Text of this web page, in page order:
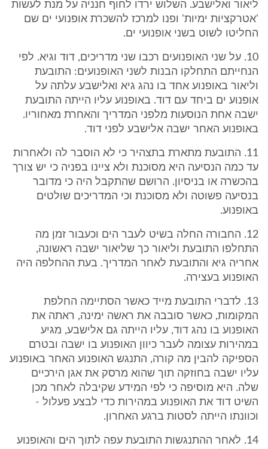
ליאור ואלישבע. השלוש ירדו לחוף חנניה על מנת לעשות
'אטרקציות ימיות' ופנו למרכז להשכרת אופנועי ים שם
החליטו לשוט בשני אופנועי ים.
10. על שני האופנועים רכבו שני מדריכים, דוד וגיא. לפי
הנחייתם התחלקו הבנות לשני האופנועים: התובעת
וליאור באופנוע אחד בו נהג גיא ואלישבע עלתה על
אופנוע ים ביחד עם דוד. באופנוע עליו הייתה התובעת
ישבה אחת הנוסעות מלפני המדריך והאחרת מאחוריו.
באופנוע האחר ישבה אלישבע לפני דוד.
11. התובעת מתארת בתצהיר כי לא הוסבר לה ולאחרות
עד כמה הנסיעה היא מסוכנת ולא ציינו בפניה כי יש צורך
בהכשרה או בניסיון. הרושם שהתקבל היה כי מדובר
בנסיעה פשוטה ולא מסוכנת וכי המדריכים שולטים
באופנוע.
12. החבורה החלה בשיט לעבר הים וכעבור זמן מה
התחלפו התובעת וליאור כך שליאור ישבה ראשונה,
אחריה גיא והתובעת לאחר המדריך. בעת ההחלפה היה
האופנוע בעצירה.
13. לדברי התובעת מייד כאשר הסתיימה החלפת
המקומות, כאשר סובבה את ראשה ימינה, ראתה את
האופנוע בו נהג דוד, עליו הייתה גם אלישבע, מגיע
במהירות עצומה לעבר כיוון האופנוע בו ישבה ובטרם
הספיקה להבין מה קורה, התנגש האופנוע האחר באופנוע
עליו ישבה בחוזקה תוך שהוא מרסק את אגן הירכיים
שלה. היא מוסיפה כי לפי המידע שקיבלה לאחר מכן
השיט דוד את האופנוע במהירות כדי לבצע פעלול -
וכוונתו הייתה לסטות ברגע האחרון.
14. לאחר ההתנגשות התובעת עפה לתוך הים והאופנוע